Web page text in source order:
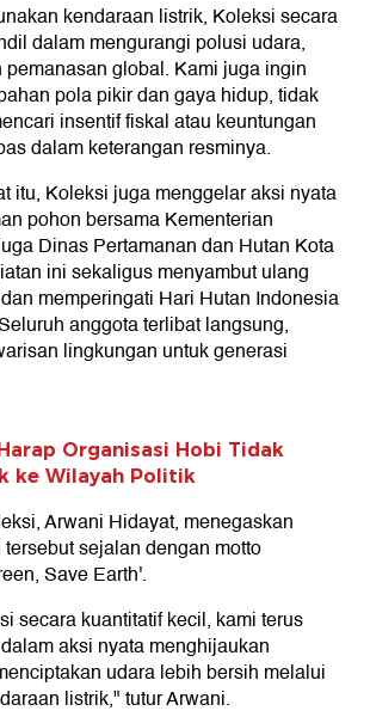
kendaraan listrik, Koleksi secara
dalam mengurangi polusi udara,
global. Kami juga ingin
pola pikir dan gaya hidup, tidak
insentif fiskal atau keuntungan
dalam keterangan resminya.
itu, Koleksi juga menggelar aksi nyata
pohon bersama Kementerian
Dinas Pertamanan dan Hutan Kota
ini sekaligus menyambut ulang
memperingati Hari Hutan Indonesia
anggota terlibat langsung,
lingkungan untuk generasi
Organisasi Hobi Tidak
ke Wilayah Politik
Arwani Hidayat, menegaskan
sejalan dengan motto
Save Earth'.
secara kuantitatif kecil, kami terus
aksi nyata menghijaukan
udara lebih bersih melalui
listrik," tutur Arwani.